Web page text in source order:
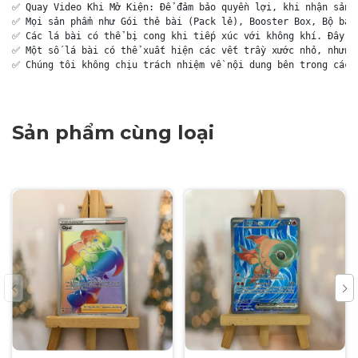
✅ Quay Video Khi Mở Kiện: Để đảm bảo quyền lợi, khi nhận
✅ Mọi sản phẩm như Gói thẻ bài (Pack lẻ), Booster Box, Bộ
✅ Các lá bài có thể bị cong khi tiếp xúc với không khí. Đây là
✅ Một số lá bài có thể xuất hiện các vết trầy xước nhỏ,
✅ Chúng tôi không chịu trách nhiệm về nội dung bên trong
Sản phẩm cùng loại